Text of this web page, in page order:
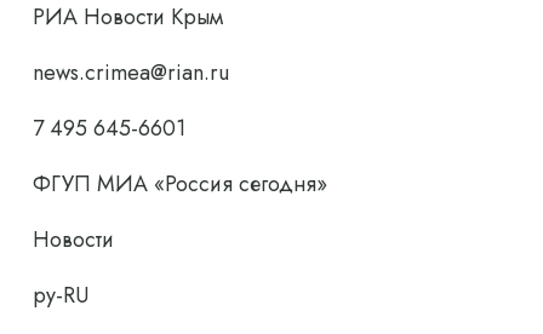
РИА Новости Крым
news.crimea@rian.ru
7 495 645-6601
ФГУП МИА «Россия сегодня»
Новости
ру-RU